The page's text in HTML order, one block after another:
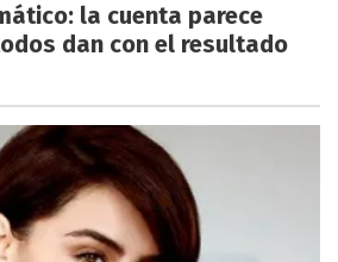
la cuenta parece
dan con el resultado